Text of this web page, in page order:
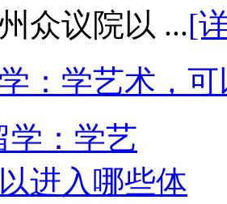
众议院以 ...[
：学艺术，